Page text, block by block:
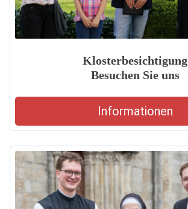
Klosterbesichtigung
Besuchen Sie uns
Informationen